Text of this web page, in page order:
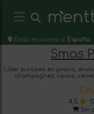
Estás enviando a: España
Smas
Líder europeo en precio,
champagnes, cavas,
4,5
Sin